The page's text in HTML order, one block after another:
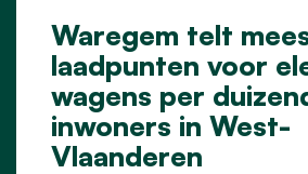
Waregem telt
laadpunten voor
wagens per
inwoners in West-
Vlaanderen